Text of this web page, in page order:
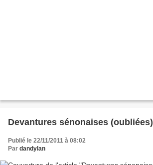
Devantures sénonaises (oubliées)
Publié le 22/11/2011 à 08:02
Par dandylan